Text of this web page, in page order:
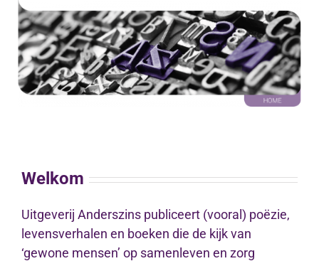
Welkom
Uitgeverij Anderszins publiceert (vooral) poëzie,
levensverhalen en boeken die de kijk van
‘gewone mensen’ op samenleven en zorg